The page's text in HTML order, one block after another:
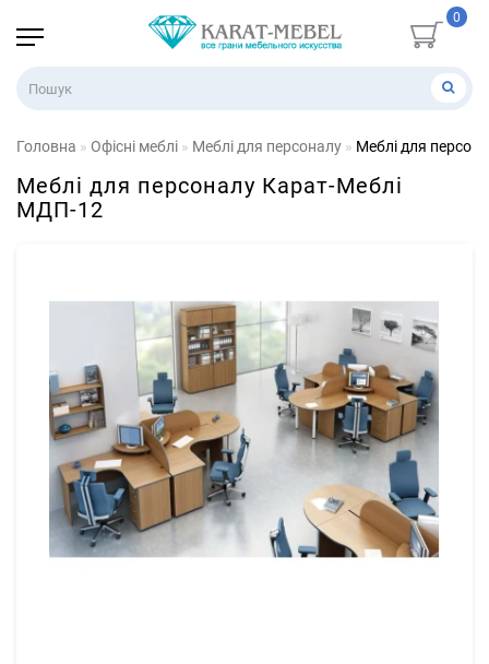
0
Головна Офісні меблі Меблі для персоналу Меблі для
Меблі для персоналу Карат-Меблі
МДП-12